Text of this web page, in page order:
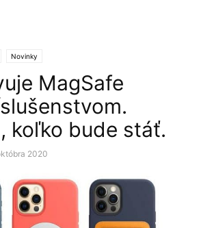
Novinky
MagSafe
koľko bude stáť.
2020